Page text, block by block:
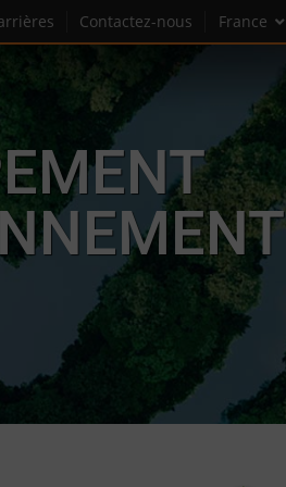
Contactez-nous France